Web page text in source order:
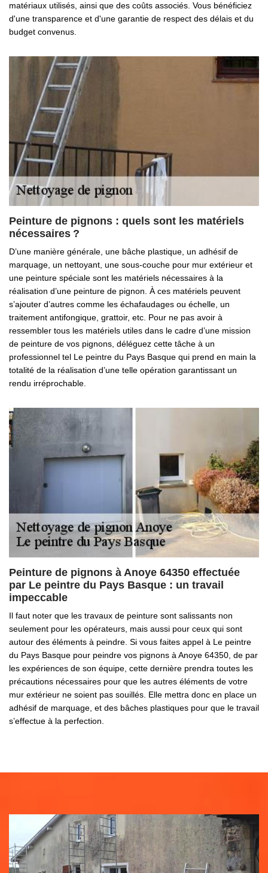
matériaux utilisés, ainsi que des coûts associés. Vous bénéficiez
d'une transparence et d'une garantie de respect des délais et du
budget convenus.
Peinture de pignons : quels sont les matériels
nécessaires ?
D’une manière générale, une bâche plastique, un adhésif de
marquage, un nettoyant, une sous-couche pour mur extérieur et
une peinture spéciale sont les matériels nécessaires à la
réalisation d’une peinture de pignon. À ces matériels peuvent
s’ajouter d’autres comme les échafaudages ou échelle, un
traitement antifongique, grattoir, etc. Pour ne pas avoir à
ressembler tous les matériels utiles dans le cadre d’une mission
de peinture de vos pignons, déléguez cette tâche à un
professionnel tel Le peintre du Pays Basque qui prend en main la
totalité de la réalisation d’une telle opération garantissant un
rendu irréprochable.
Peinture de pignons à Anoye 64350 effectuée
par Le peintre du Pays Basque : un travail
impeccable
Il faut noter que les travaux de peinture sont salissants non
seulement pour les opérateurs, mais aussi pour ceux qui sont
autour des éléments à peindre. Si vous faites appel à Le peintre
du Pays Basque pour peindre vos pignons à Anoye 64350, de par
les expériences de son équipe, cette dernière prendra toutes les
précautions nécessaires pour que les autres éléments de votre
mur extérieur ne soient pas souillés. Elle mettra donc en place un
adhésif de marquage, et des bâches plastiques pour que le travail
s’effectue à la perfection.